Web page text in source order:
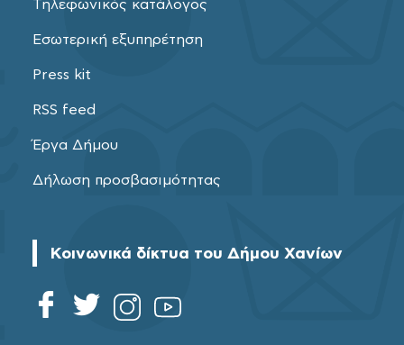
Τηλεφωνικός κατάλογος
Εσωτερική εξυπηρέτηση
Press kit
RSS feed
Έργα Δήμου
Δήλωση προσβασιμότητας
Κοινωνικά δίκτυα του Δήμου Χανίων